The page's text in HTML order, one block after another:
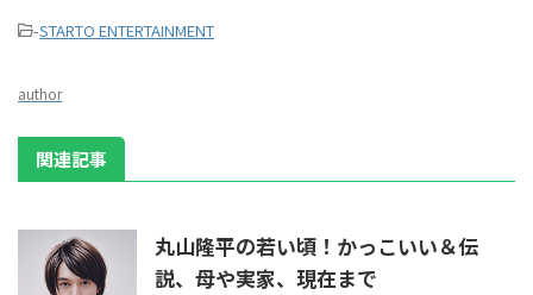
-STARTO ENTERTAINMENT
author
関連記事
丸山隆平の若い頃！かっこいい＆伝
説、母や実家、現在まで